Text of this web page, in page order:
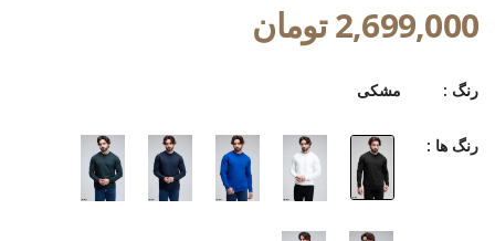
2,699,000 تومان
رنگ : مشکی
رنگ ها :